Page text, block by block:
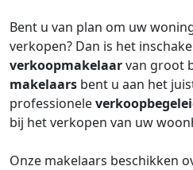
Bent u van plan om uw
verkopen? Dan is het
verkoopmakelaarvan groot
makelaars bent u aan het
professionele
bij het verkopen van uw
Onze makelaars beschikken